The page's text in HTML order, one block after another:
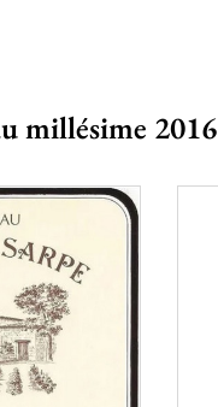
millésime 2016